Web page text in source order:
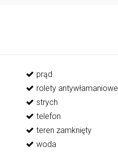
prąd
rolety antywłamaniowe
strych
telefon
teren zamknięty
woda